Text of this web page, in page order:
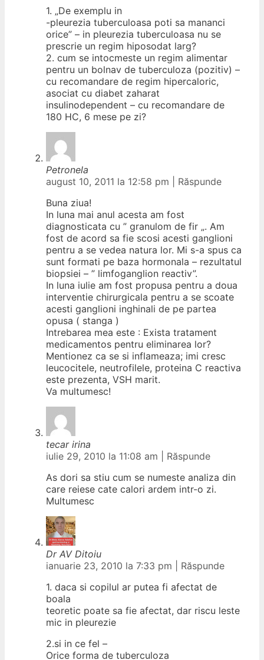
1. „De exemplu in
-pleurezia tuberculoasa poti sa mananci
orice” – in pleurezia tuberculoasa nu se
prescrie un regim hiposodat larg?
2. cum se intocmeste un regim alimentar
pentru un bolnav de tuberculoza (pozitiv) –
cu recomandare de regim hipercaloric,
asociat cu diabet zaharat
insulinodependent – cu recomandare de
180 HC, 6 mese pe zi?
Petronela
august 10, 2011 la 12:58 pm
Răspunde
Buna ziua!
In luna mai anul acesta am fost
diagnosticata cu ” granulom de fir „. Am
fost de acord sa fie scosi acesti ganglioni
pentru a se vedea natura lor. Mi s-a spus ca
sunt formati pe baza hormonala – rezultatul
biopsiei – ” limfoganglion reactiv”.
In luna iulie am fost propusa pentru a doua
interventie chirurgicala pentru a se scoate
acesti ganglioni inghinali de pe partea
opusa ( stanga )
Intrebarea mea este : Exista tratament
medicamentos pentru eliminarea lor?
Mentionez ca se si inflameaza; imi cresc
leucocitele, neutrofilele, proteina C reactiva
este prezenta, VSH marit.
Va multumesc!
tecar irina
iulie 29, 2010 la 11:08 am
Răspunde
As dori sa stiu cum se numeste analiza din
care reiese cate calori ardem intr-o zi.
Multumesc
Dr AV Ditoiu
ianuarie 23, 2010 la 7:33 pm
Răspunde
1. daca si copilul ar putea fi afectat de
boala
teoretic poate sa fie afectat, dar riscu leste
mic in pleurezie
2.si in ce fel –
Orice forma de tuberculoza